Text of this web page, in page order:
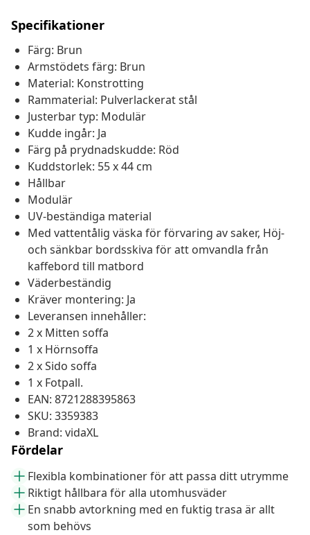
Specifikationer
Färg: Brun
Armstödets färg: Brun
Material: Konstrotting
Rammaterial: Pulverlackerat stål
Justerbar typ: Modulär
Kudde ingår: Ja
Färg på prydnadskudde: Röd
Kuddstorlek: 55 x 44 cm
Hållbar
Modulär
UV-beständiga material
Med vattentålig väska för förvaring av saker, Höj-
och sänkbar bordsskiva för att omvandla från
kaffebord till matbord
Väderbeständig
Kräver montering: Ja
Leveransen innehåller:
2 x Mitten soffa
1 x Hörnsoffa
2 x Sido soffa
1 x Fotpall.
EAN: 8721288395863
SKU: 3359383
Brand: vidaXL
Fördelar
Flexibla kombinationer för att passa ditt utrymme
Riktigt hållbara för alla utomhusväder
En snabb avtorkning med en fuktig trasa är allt
som behövs